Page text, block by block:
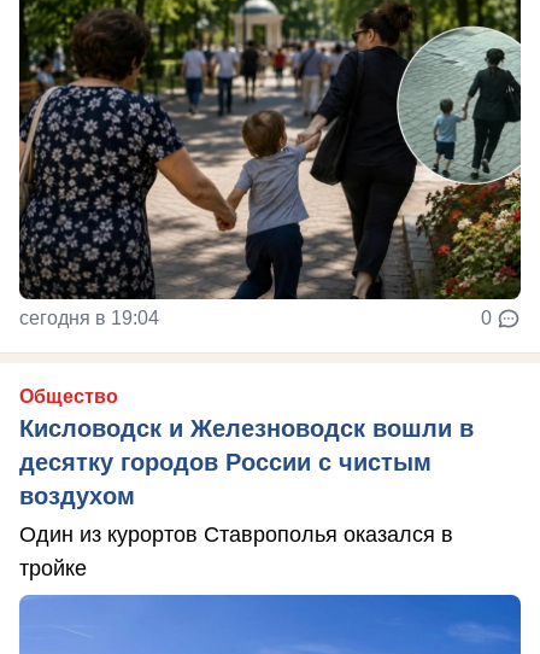
сегодня в 19:04 0
Общество
Кисловодск и Железноводск вошли в
десятку городов России с чистым
воздухом
Один из курортов Ставрополья оказался в
тройке